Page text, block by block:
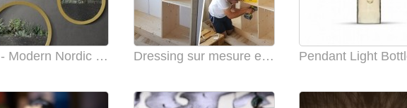
Nova - Modern Nordic Wall Vases Dressing sur mesure en épicéa